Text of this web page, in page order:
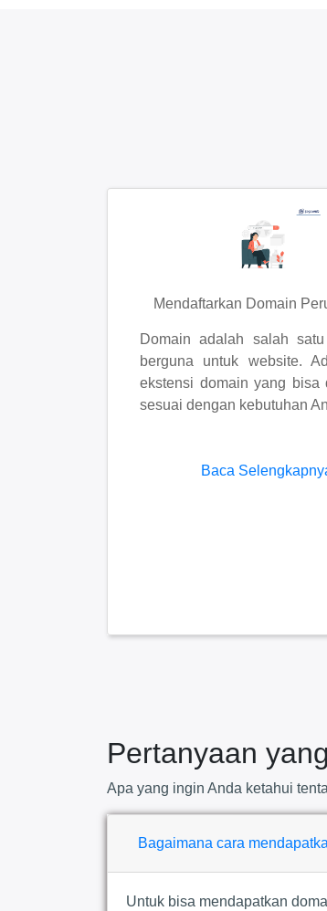
Mendaftarkan Domain
Domain adalah salah
berguna untuk website.
ekstensi domain yang bisa
sesuai dengan kebutuhan
Baca
Pertanyaan yang
Apa yang ingin Anda ketahui
Bagaimana cara
Untuk bisa mendapatkan